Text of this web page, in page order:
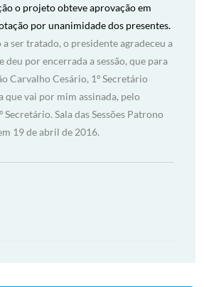
o projeto obteve aprovação em
por unanimidade dos presentes.
a ser tratado, o presidente agradeceu a
deu por encerrada a sessão, que para
Carvalho Cesário, 1º Secretário
que vai por mim assinada, pelo
Secretário. Sala das Sessões Patrono
19 de abril de 2016.